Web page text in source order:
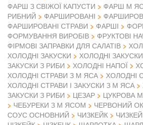
ФАРШ З СВІЖОЇ КАПУСТИ
ФАРШ М
РИБНИЙ
ФАРШИРОВАНІ
ФАРШИРОВАНІ СТРАВИ
ФАРШІ
ФОРМУВАННЯ ВИРОБІВ
ФРУКТОВІ
ФІРМОВІ ЗАПРАВКИ ДЛЯ САЛАТІВ
ХОЛОДНІ ЗАКУСКИ
ХОЛОДНІ
ЗАКУСКИ З РИБИ
ХОЛОДНІ НАПОЇ
ХОЛОДНІ СТРАВИ З М ЯСА
ХОЛОДНІ
ХОЛОДНІ СТРАВИ І ЗАКУСКИ З М ЯСА
ЗАКУСКИ З РИБИ
ЦЕЗАР ЦУКРОВА
ЧЕБУРЕКИ З М ЯСОМ
ЧЕРВОНИЙ
СОУС ОСНОВНИЙ
ЧИЗКЕЙК